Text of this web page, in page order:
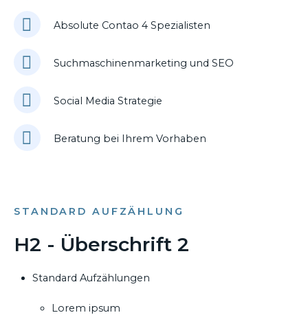
Absolute Contao 4 Spezialisten
Suchmaschinenmarketing und SEO
Social Media Strategie
Beratung bei Ihrem Vorhaben
STANDARD AUFZÄHLUNG
H2 - Überschrift 2
Standard Aufzählungen
Lorem ipsum